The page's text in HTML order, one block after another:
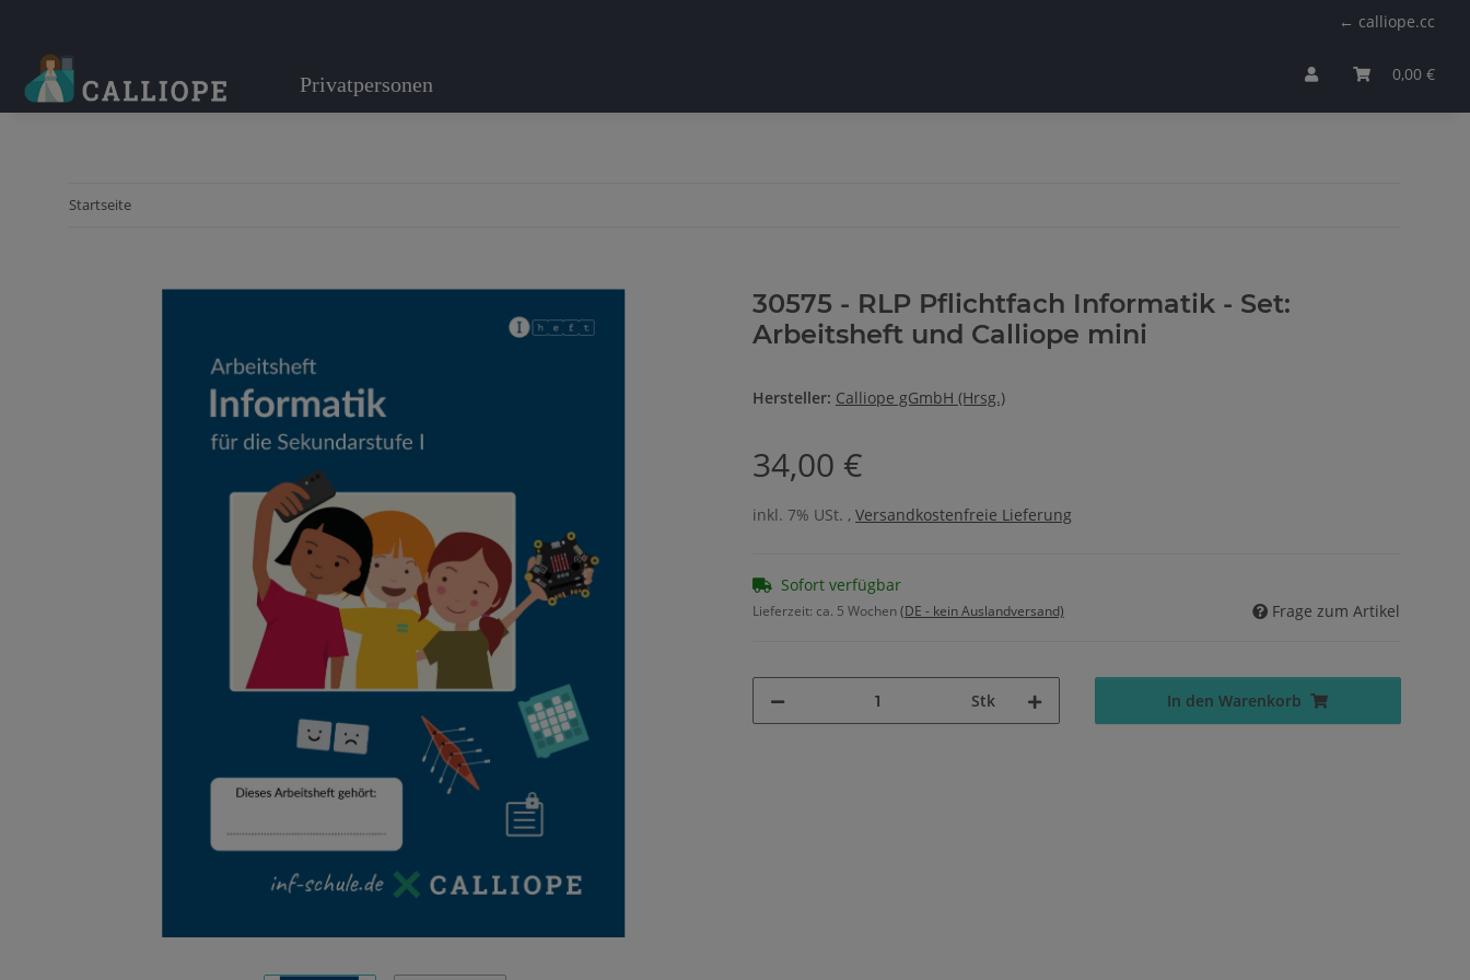
← calliope.cc
0,00 €
Privatpersonen
Startseite
30575 - RLP Pflichtfach Informatik - Set:
Arbeitsheft und Calliope mini
Hersteller: Calliope gGmbH (Hrsg.)
34,00 €
inkl. 7% USt. , Versandkostenfreie Lieferung
Sofort verfügbar
Lieferzeit: ca. 5 Wochen(DE - kein Auslandversand) Frage zum Artikel
Stk In den Warenkorb